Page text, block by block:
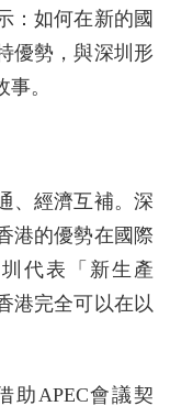
：如何在新的國
優勢，與深圳形
。
、經濟互補。深
港的優勢在國際
代表「新生產
港完全可以在以
助APEC會議契